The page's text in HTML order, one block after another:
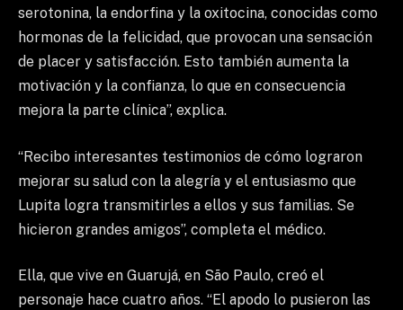
serotonina, la endorfina y la oxitocina, conocidas como
hormonas de la felicidad, que provocan una sensación
de placer y satisfacción. Esto también aumenta la
motivación y la confianza, lo que en consecuencia
mejora la parte clínica”, explica.
“Recibo interesantes testimonios de cómo lograron
mejorar su salud con la alegría y el entusiasmo que
Lupita logra transmitirles a ellos y sus familias. Se
hicieron grandes amigos”, completa el médico.
Ella, que vive en Guarujá, en São Paulo, creó el
personaje hace cuatro años. “El apodo lo pusieron las